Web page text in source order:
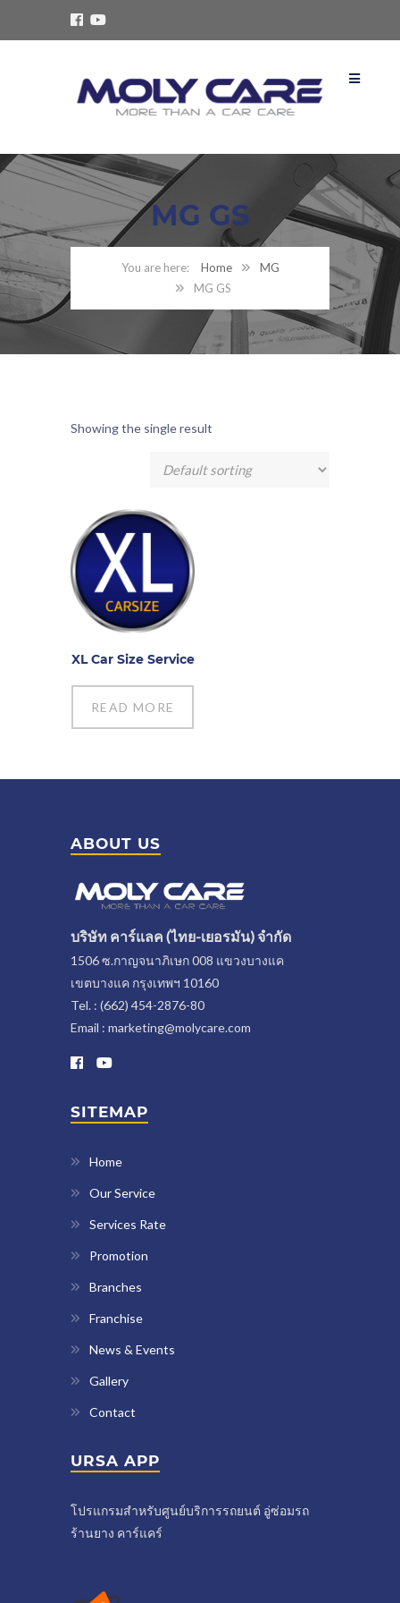
MG GS
Home
MG
MG GS
Showing the single result
XL Car Size Service
READ MORE
ABOUT US
บริษัท คาร์แลค (ไทย-เยอรมัน) จำกัด
1506 ซ.กาญจนาภิเษก 008 แขวงบางแค
เขตบางแค กรุงเทพฯ 10160
Tel. : (662) 454-2876-80
Email : marketing@molycare.com
SITEMAP
Home
Our Service
Services Rate
Promotion
Branches
Franchise
News & Events
Gallery
Contact
URSA APP
โปรแกรมสำหรับศูนย์บริการรถยนต์ อู่ซ่อมรถ
ร้านยาง คาร์แคร์